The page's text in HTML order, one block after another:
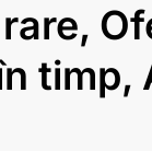
timp,